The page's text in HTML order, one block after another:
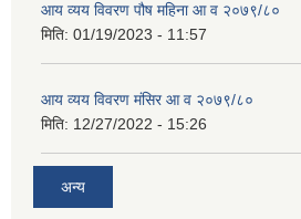
आय व्यय विवरण पौष महिना आ व २०७९/८०
मिति: 01/19/2023 - 11:57
आय व्यय विवरण मंसिर आ व २०७९/८०
मिति: 12/27/2022 - 15:26
अन्य